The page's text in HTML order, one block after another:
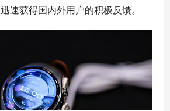
速获得国内外用户的积极反馈。